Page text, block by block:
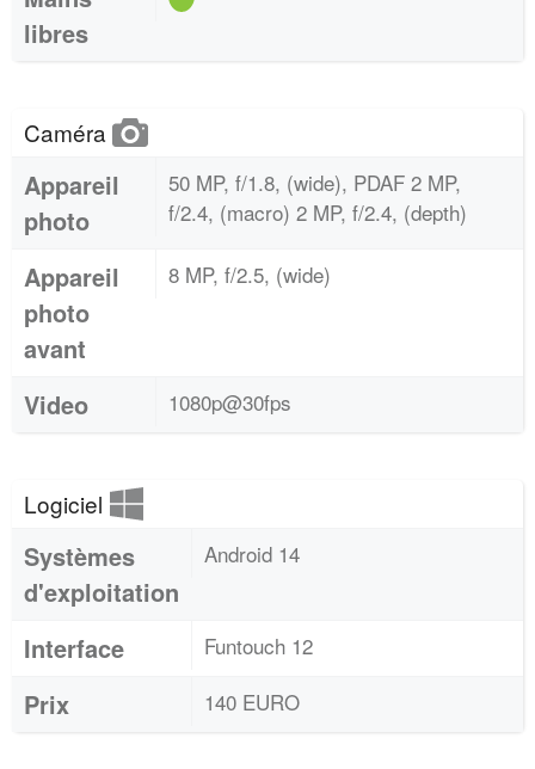
libres
Caméra
Appareil
photo
50 MP, f/1.8, (wide), PDAF 2 MP,
f/2.4, (macro) 2 MP, f/2.4, (depth)
Appareil
photo
avant
8 MP, f/2.5, (wide)
Video 1080p@30fps
Logiciel
Systèmes
d'exploitation
Android 14
Interface Funtouch 12
Prix 140 EURO